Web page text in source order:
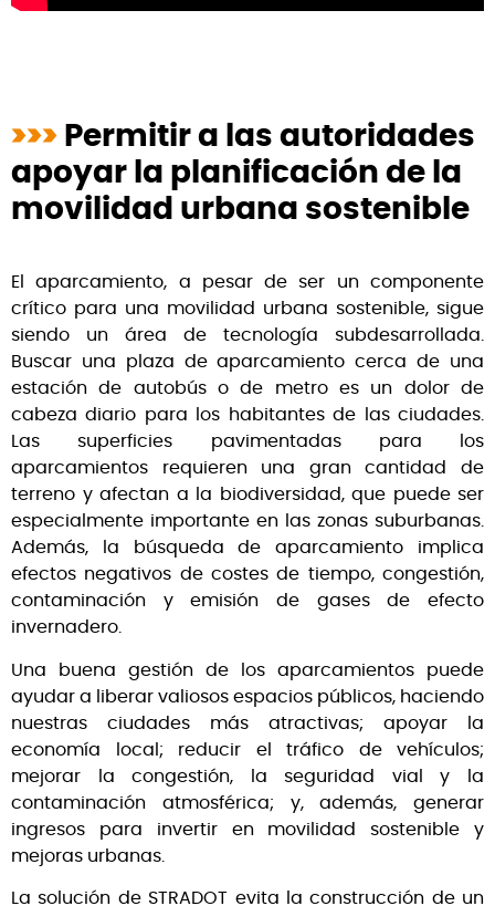
>>> Permitir a las autoridades
apoyar la planificación de la
movilidad urbana sostenible
El aparcamiento, a pesar de ser un componente
crítico para una movilidad urbana sostenible, sigue
siendo un área de tecnología subdesarrollada.
Buscar una plaza de aparcamiento cerca de una
estación de autobús o de metro es un dolor de
cabeza diario para los habitantes de las ciudades.
Las superficies pavimentadas para los
aparcamientos requieren una gran cantidad de
terreno y afectan a la biodiversidad, que puede ser
especialmente importante en las zonas suburbanas.
Además, la búsqueda de aparcamiento implica
efectos negativos de costes de tiempo, congestión,
contaminación y emisión de gases de efecto
invernadero.
Una buena gestión de los aparcamientos puede
ayudar a liberar valiosos espacios públicos, haciendo
nuestras ciudades más atractivas; apoyar la
economía local; reducir el tráfico de vehículos;
mejorar la congestión, la seguridad vial y la
contaminación atmosférica; y, además, generar
ingresos para invertir en movilidad sostenible y
mejoras urbanas.
La solución de STRADOT evita la construcción de un